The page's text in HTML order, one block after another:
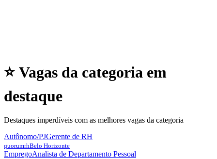
⭐ Vagas da categoria em
destaque
Destaques imperdíveis com as melhores vagas da categoria
Autônomo/PJGerente de RH
quorumrhBelo Horizonte
EmpregoAnalista de Departamento Pessoal